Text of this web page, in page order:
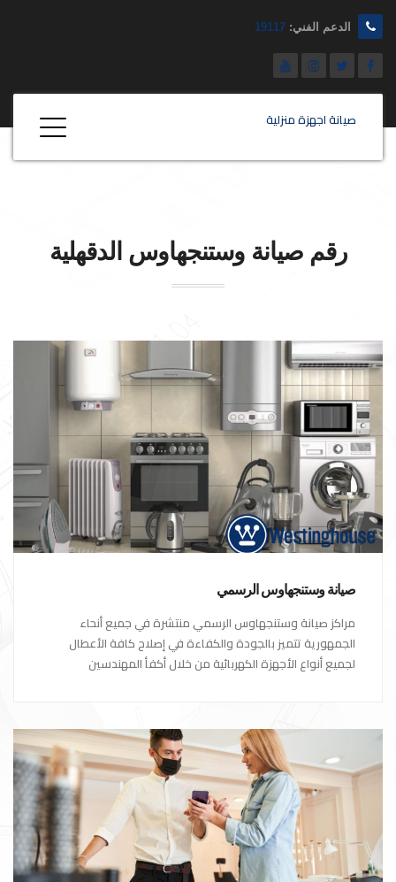
الدعم الفني: 19117
صيانة اجهزة منزلية
رقم صيانةوستنجهاوس الدقهلية
صيانة وستنجهاوس الرسمي
مراكز صيانة وستنجهاوس الرسمي منتشرة في جميع أنحاء
الجمهورية تتميز بالجودة والكفاءة في إصلاح كافة الأعطال
لجميع أنواع الأجهزة الكهربائية من خلال أكفأ المهندسين